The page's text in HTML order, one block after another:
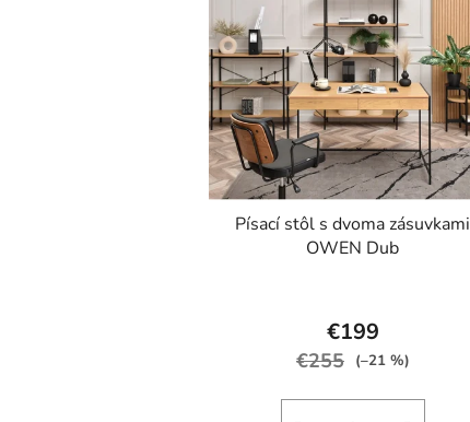
Písací stôl s dvoma zásuvkami
OWEN Dub
hodnotenie
produktu
4,6
€199
€255 (–21 %)